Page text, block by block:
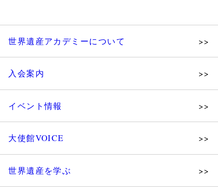
世界遺産アカデミーについて
組織図・役員
法人会員・協賛団体／公認団体
入会案内
イベント情報
大使館VOICE
世界遺産を学ぶ